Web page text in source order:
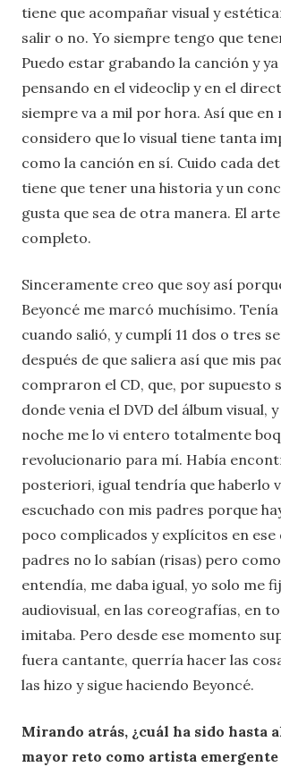
tiene que acompañar visual y
salir o no. Yo siempre tengo que
Puedo estar grabando la canción y
pensando en el videoclip y en el
siempre va a mil por hora. Así que en
considero que lo visual tiene tanta
como la canción en sí. Cuido cada
tiene que tener una historia y un
gusta que sea de otra manera. El
completo.
Sinceramente creo que soy así
Beyoncé me marcó muchísimo. Tenía
cuando salió, y cumplí 11 dos o tres
después de que saliera así que mis
compraron el CD, que, por supuesto
donde venia el DVD del álbum visual,
noche me lo vi entero totalmente
revolucionario para mí. Había
posteriori, igual tendría que haberlo
escuchado con mis padres porque
poco complicados y explícitos en ese
padres no lo sabían (risas) pero
entendía, me daba igual, yo solo me
audiovisual, en las coreografías, en
imitaba. Pero desde ese momento
fuera cantante, querría hacer las
las hizo y sigue haciendo Beyoncé.
Mirando atrás, ¿cuál ha sido hasta
mayor reto como artista emergente